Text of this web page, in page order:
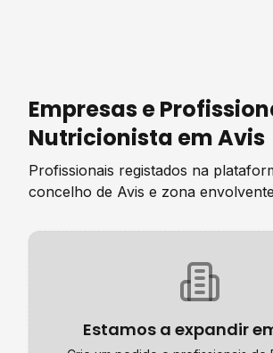
Empresas e
Nutricionista emAvis
Profissionais registados na
concelho de Avis e zona
Estamos a expandir